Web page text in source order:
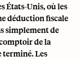
États-Unis, où les
déduction fiscale
simplement de
de la
terminé. Les